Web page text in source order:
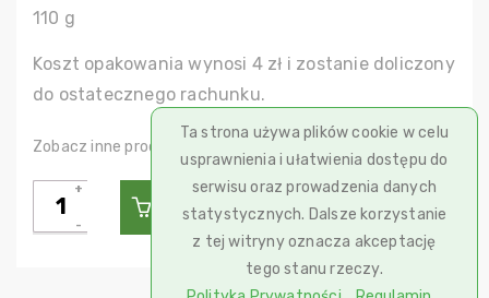
Ta strona używa plików cookie w celu
usprawnienia i ułatwienia dostępu do
serwisu oraz prowadzenia danych
statystycznych. Dalsze korzystanie
z tej witryny oznacza akceptację
tego stanu rzeczy.
110 g
Koszt opakowania wynosi 4 zł i zostanie doliczony
do ostatecznego rachunku.
Zobacz inne produkty w kategorii: Desery
ilość
Brownie
Dodaj Do Koszyka